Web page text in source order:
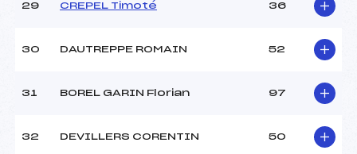
29 CREPEL Timoté 36
30 DAUTREPPE ROMAIN 52
31 BOREL GARIN Florian 97
32 DEVILLERS CORENTIN 50